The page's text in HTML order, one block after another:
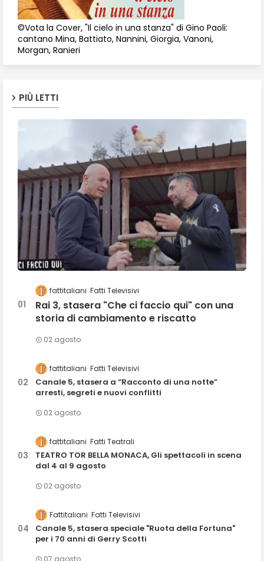
©Vota la Cover, "Il cielo in una stanza" di Gino Paoli:
cantano Mina, Battiato, Nannini, Giorgia, Vanoni,
Morgan, Ranieri
PIÙ LETTI
fattitaliani Fatti Televisivi
Rai 3, stasera "Che ci faccio qui" con una
storia di cambiamento e riscatto
02 agosto
fattitaliani Fatti Televisivi
Canale 5, stasera a “Racconto di una notte”
arresti, segreti e nuovi conflitti
02 agosto
fattitaliani Fatti Teatrali
TEATRO TOR BELLA MONACA, Gli spettacoli in scena
dal 4 al 9 agosto
02 agosto
Fattitaliani Fatti Televisivi
Canale 5, stasera speciale "Ruota della Fortuna"
per i 70 anni di Gerry Scotti